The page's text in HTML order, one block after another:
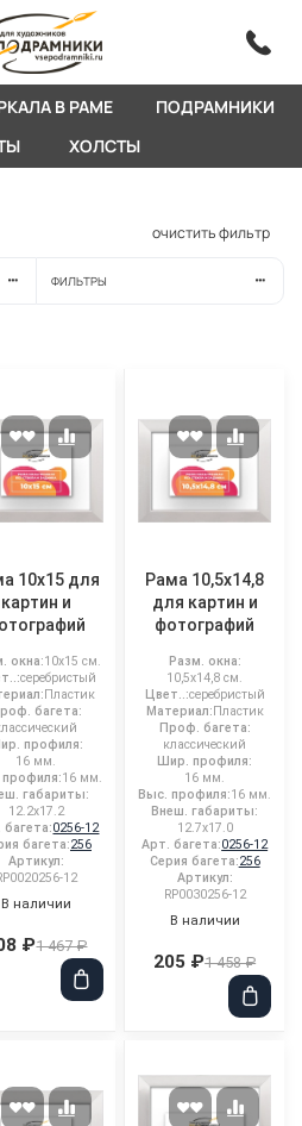
В РАМЕ
ПОДРАМНИКИ
ХОЛСТЫ
очистить фильтр
ФИЛЬТРЫ
10x15 для
картин и
окна:10x15 см.
серебристый
Пластик
багета:
профиля:
16 мм.
16 мм.
габариты:
12.2x17.2
багета:0256-12
багета:256
Артикул:
12
В наличии
₽1 467 ₽
Рама 10,5x14,8
для картин и
фотографий
Разм. окна:
10,5x14,8 см.
Цвет..:серебристый
Материал:Пластик
Проф. багета:
классический
Шир. профиля:
16 мм.
Выс. профиля:16 мм.
Внеш. габариты:
12.7x17.0
Арт. багета:0256-12
Серия багета:256
Артикул:
RP0030256-12
В наличии
205 ₽1 458 ₽